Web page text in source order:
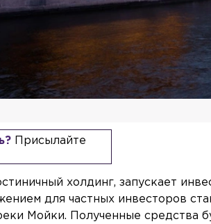
Присылайте
холдинг, запускает
для частных инвесторов
Мойки. Полученные средства